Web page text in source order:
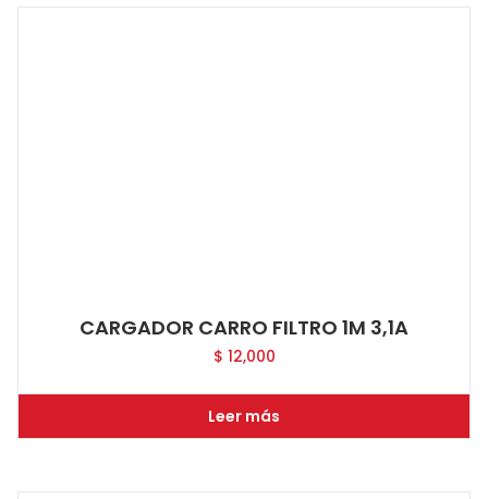
CARGADOR CARRO FILTRO 1M 3,1A
$ 12,000
Leer más